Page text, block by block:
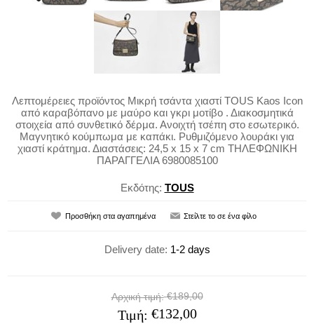
Λεπτομέρειες προϊόντος Μικρή τσάντα χιαστί TOUS Kaos Icon
από καραβόπανο με μαύρο και γκρι μοτίβο . Διακοσμητικά
στοιχεία από συνθετικό δέρμα. Ανοιχτή τσέπη στο εσωτερικό.
Μαγνητικό κούμπωμα με καπάκι. Ρυθμιζόμενο λουράκι για
χιαστί κράτημα. Διαστάσεις: 24,5 x 15 x 7 cm ΤΗΛΕΦΩΝΙΚΗ
ΠΑΡΑΓΓΕΛΙΑ 6980085100
Εκδότης: TOUS
Delivery date: 1-2 days
Αρχική τιμή: €189,00
Τιμή: €132,00